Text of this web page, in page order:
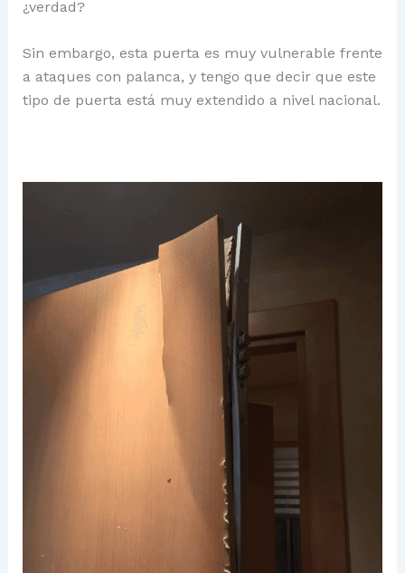
¿verdad?
Sin embargo, esta puerta es muy vulnerable frente
a ataques con palanca, y tengo que decir que este
tipo de puerta está muy extendido a nivel nacional.